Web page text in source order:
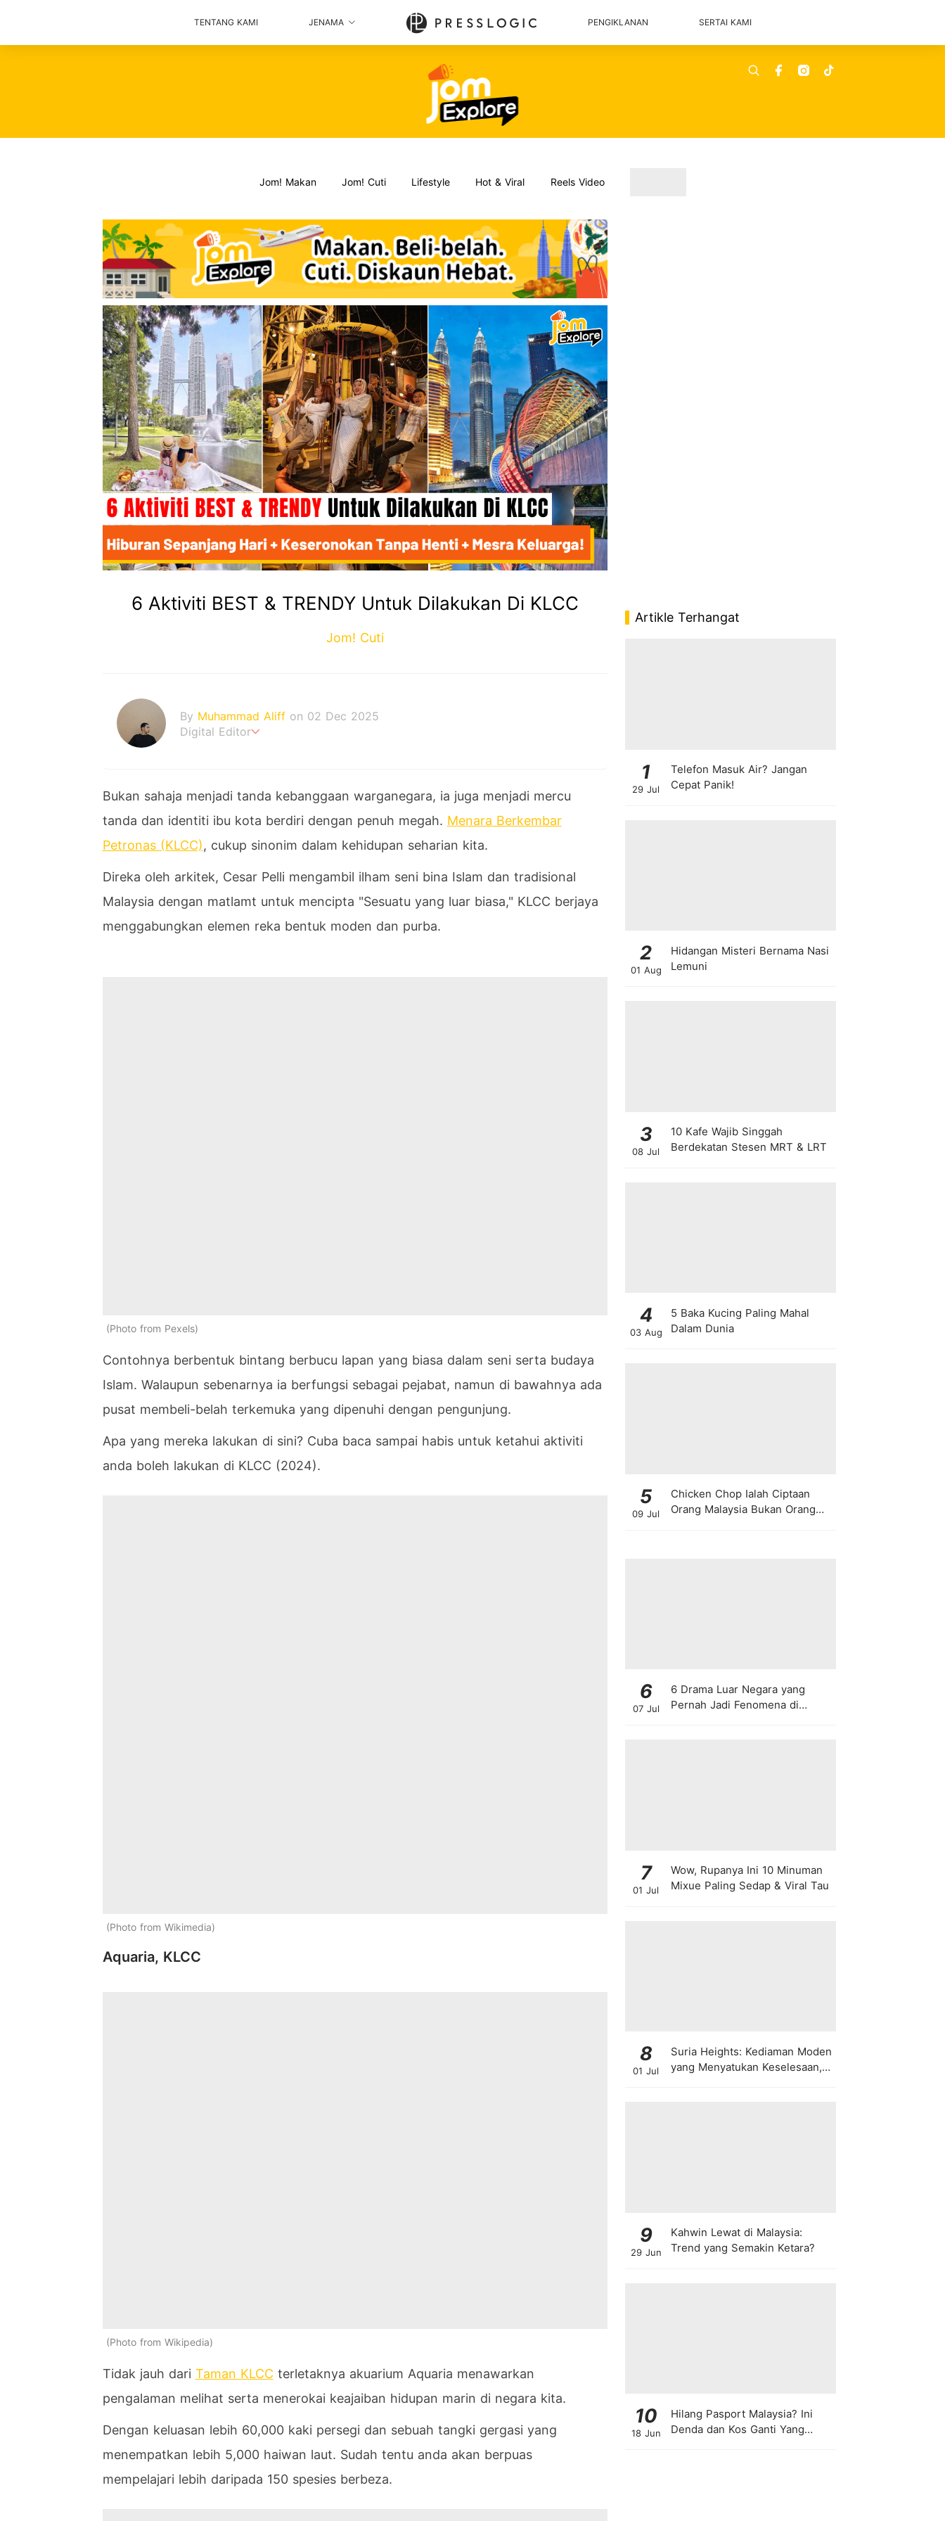
TENTANG KAMI JENAMA PENGIKLANAN SERTAI KAMI
Jom! Makan Jom! Cuti Lifestyle Hot & Viral Reels Video
6 Aktiviti BEST & TRENDY Untuk Dilakukan Di KLCC
Jom! Cuti
By Muhammad Aliff on 02 Dec 2025
Digital Editor
Bukan sahaja menjadi tanda kebanggaan warganegara, ia juga menjadi mercu
tanda dan identiti ibu kota berdiri dengan penuh megah. Menara Berkembar
Petronas (KLCC), cukup sinonim dalam kehidupan seharian kita.
Direka oleh arkitek, Cesar Pelli mengambil ilham seni bina Islam dan tradisional
Malaysia dengan matlamt untuk mencipta "Sesuatu yang luar biasa," KLCC berjaya
menggabungkan elemen reka bentuk moden dan purba.
Photo from Pexels
Contohnya berbentuk bintang berbucu lapan yang biasa dalam seni serta budaya
Islam. Walaupun sebenarnya ia berfungsi sebagai pejabat, namun di bawahnya ada
pusat membeli-belah terkemuka yang dipenuhi dengan pengunjung.
Apa yang mereka lakukan di sini? Cuba baca sampai habis untuk ketahui aktiviti
anda boleh lakukan di KLCC (2024).
Photo from Wikimedia
Aquaria, KLCC
Photo from Wikipedia
Tidak jauh dari Taman KLCC terletaknya akuarium Aquaria menawarkan
pengalaman melihat serta menerokai keajaiban hidupan marin di negara kita.
Dengan keluasan lebih 60,000 kaki persegi dan sebuah tangki gergasi yang
menempatkan lebih 5,000 haiwan laut. Sudah tentu anda akan berpuas
mempelajari lebih daripada 150 spesies berbeza.
Artikle Terhangat
1
29 Jul
Telefon Masuk Air? Jangan
Cepat Panik!
2
01 Aug
Hidangan Misteri Bernama Nasi
Lemuni
3
08 Jul
10 Kafe Wajib Singgah
Berdekatan Stesen MRT & LRT
4
03 Aug
5 Baka Kucing Paling Mahal
Dalam Dunia
5
09 Jul
Chicken Chop Ialah Ciptaan
Orang Malaysia Bukan Orang
6
07 Jul
6 Drama Luar Negara yang
Pernah Jadi Fenomena di
7
01 Jul
Wow, Rupanya Ini 10 Minuman
Mixue Paling Sedap & Viral Tau
8
01 Jul
Suria Heights: Kediaman Moden
yang Menyatukan Keselesaan,
9
29 Jun
Kahwin Lewat di Malaysia:
Trend yang Semakin Ketara?
10
18 Jun
Hilang Pasport Malaysia? Ini
Denda dan Kos Ganti Yang